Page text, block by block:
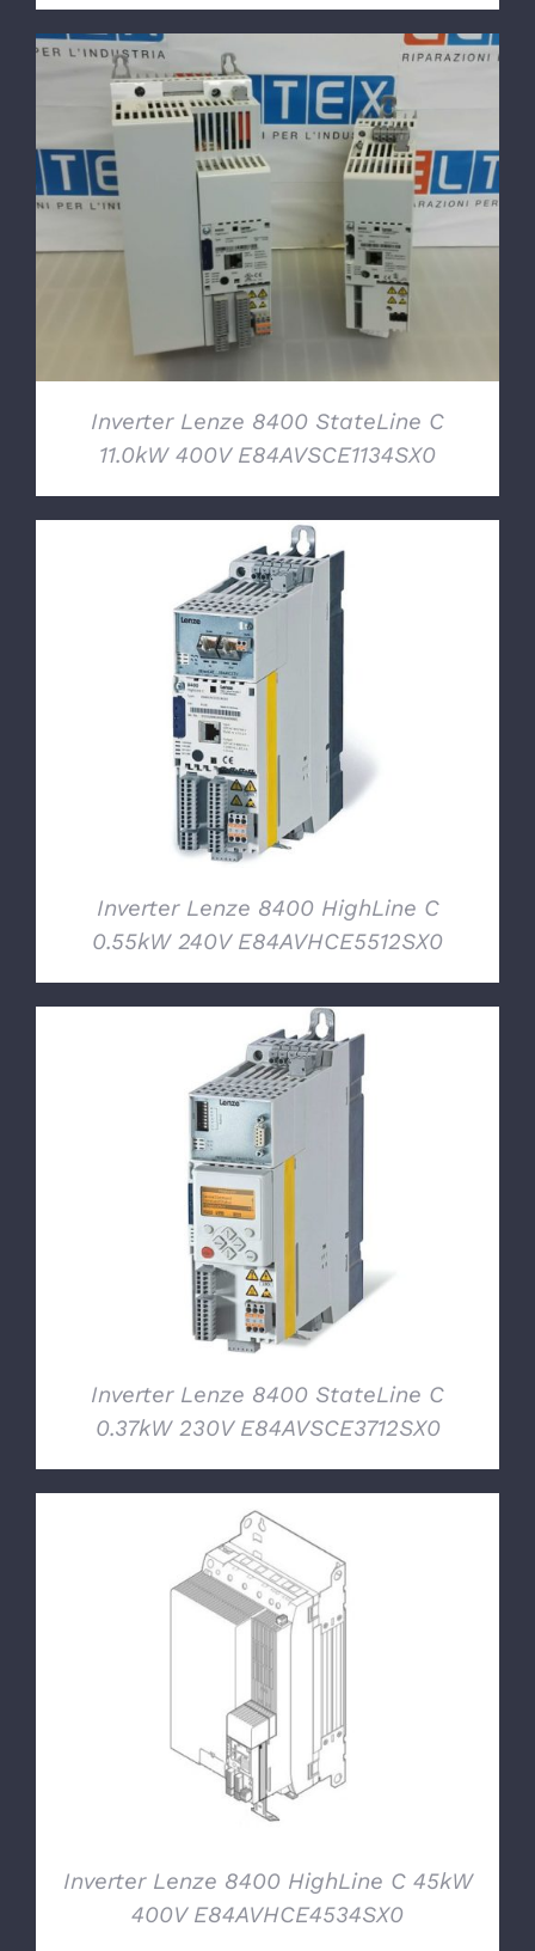
Inverter Lenze 8400 StateLine C
11.0kW 400V E84AVSCE1134SX0
DETTAGLI
Inverter Lenze 8400 HighLine C
0.55kW 240V E84AVHCE5512SX0
DETTAGLI
Inverter Lenze 8400 StateLine C
0.37kW 230V E84AVSCE3712SX0
DETTAGLI
Inverter Lenze 8400 HighLine C 45kW
400V E84AVHCE4534SX0